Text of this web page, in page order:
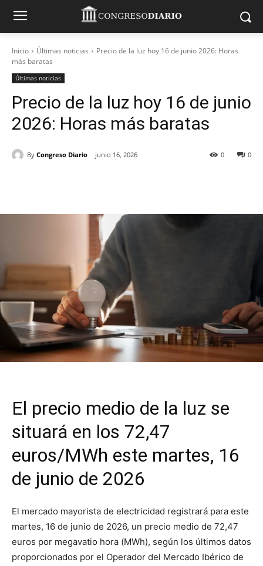
Inicio Últimas noticias
Precio de la luz hoy 16 de junio 2026: Horas
más baratas
Últimas noticias
Precio de la luz hoy 16 de junio
2026: Horas más baratas
By Congreso Diario junio 16, 2026 0
0
El precio medio de la luz se
situará en los 72,47
euros/MWh este martes, 16
de junio de 2026
El mercado mayorista de electricidad registrará para este
martes, 16 de junio de 2026, un precio medio de 72,47
euros por megavatio hora (MWh), según los últimos datos
proporcionados por el Operador del Mercado Ibérico de